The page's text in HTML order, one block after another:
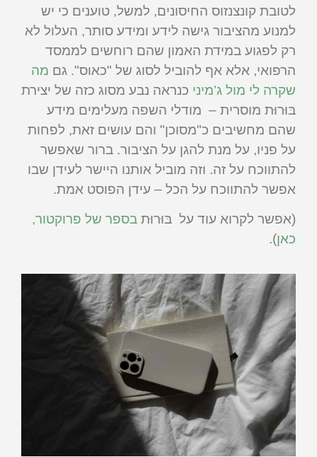
לטובת קונצנזוס החיסונים, למשל, טוענים כי יש
למנוע מהציבור גישה לידע ומידע סותר, העלול לא
רק לפגוע במידת האמון שהם רוחשים לממסד
הרפואי, אלא אף להוביל לסוג של "כאוס". גם מה
שקרה לי מול ג'מיני כנראה נבע מסוג כזה של יצירת
בּוּרוּת מוסרית – מודלי השפה מעלימים מידע
שהם מחשיבים כ"מסוכן" והם עושים זאת, לפחות
על פניו, על מנת להגן על הציבור. ברור שאפשר
להתווכח על זה. וזה מוביל אותנו היישר לעידן שבו
אפשר להתווכח על הכל – עידן הפוסט אמת.
(אפשר לקרוא עוד על בּוּרוּת בספר של פרוקטור,
כאן).